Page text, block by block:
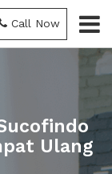
Call Now
Ulang